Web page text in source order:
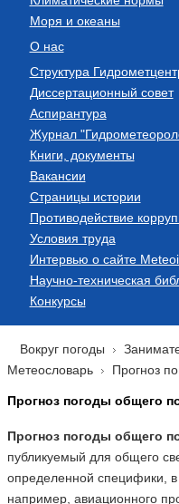
Моря и океаны
О нас
Структура
Диссертационный совет
Аспирантура
Журнал
Книги, документы
Вакансии
Страницы истории
Противодействие
Условия труда
Интервью о сайте
Научно-техническая
Конкурсы
Вокруг погоды
Метеословарь
Прогноз
Прогноз погоды общего
Прогноз погоды общего
публикуемый для общего
определенной специфики, в
например, авиационного